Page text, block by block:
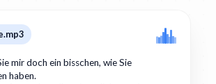
mir doch ein bisschen, wie Sie
haben.